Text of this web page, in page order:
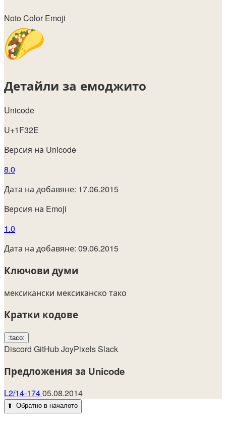
Noto Color Emoji
Детайли за емоджито
Unicode
U+1F32E
Версия на Unicode
8.0
Дата на добавяне: 17.06.2015
Версия на Emoji
1.0
Дата на добавяне: 09.06.2015
Ключови думи
мексикански мексиканско тако
Кратки кодове
:taco:
Discord GitHubJoyPixelsSlack
Предложения за Unicode
L2/14-17405.08.2014
⬆️ Обратно в началото